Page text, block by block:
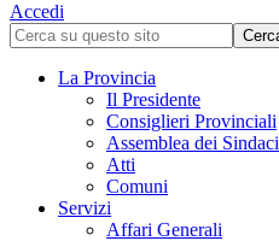
Accedi
La Provincia
Il Presidente
Consiglieri Provinciali
Assemblea dei Sindaci
Atti
Comuni
Servizi
Affari Generali